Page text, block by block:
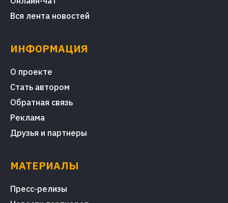
Вся лента новостей
ИНФОРМАЦИЯ
О проекте
Стать автором
Обратная связь
Реклама
Друзья и партнеры
МАТЕРИАЛЫ
Пресс-релизы